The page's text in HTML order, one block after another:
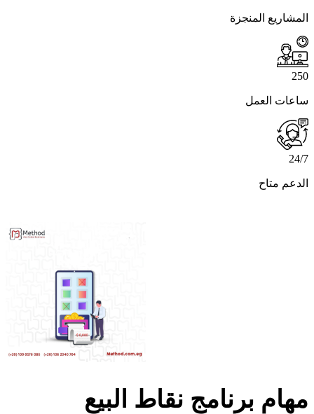
المشاريع المنجزة
250
ساعات العمل
24/7
الدعم متاح
مهام برنامج نقاط البيع